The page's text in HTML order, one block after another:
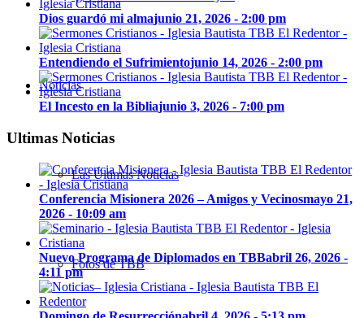
Noticias
Las Últimas Noticias
Fotos de TBB
Dios guardó mi almajunio 21, 2026 - 2:00 pm
Entendiendo el Sufrimientojunio 14, 2026 - 2:00 pm
El Incesto en la Bibliajunio 3, 2026 - 7:00 pm
Ultimas Noticias
Conferencia Misionera 2026 – Amigos y Vecinosmayo 21,
2026 - 10:09 am
Nuevo Programa de Diplomados en TBBabril 26, 2026 -
4:11 pm